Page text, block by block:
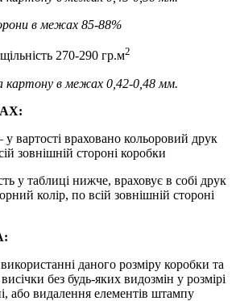
в межах 85-88%
270-290 гр.м2
картону в межах 0,42-0,48 мм.
вартості враховано кольоровий друк
зовнішній стороні коробки
у таблиці нижче, враховує в собі друк
колір, по всій зовнішній стороні
даного розміру коробки та
без будь-яких видозмін у розмірі
або видалення елементів штампу